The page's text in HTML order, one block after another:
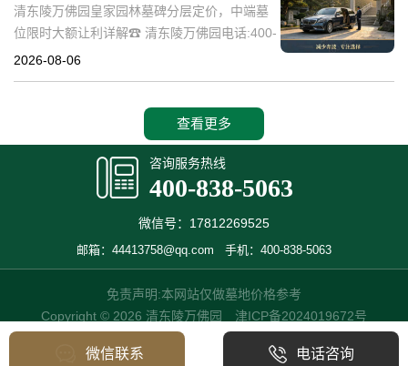
清东陵万佛园皇家园林墓碑分层定价，中端墓
位限时大额让利详解☎ 清东陵万佛园电话:400-
838-5063清东陵万佛园，作为中国历史上著名
2026-08-06
查看更多
咨询服务热线
400-838-5063
微信号：17812269525
邮箱：44413758@qq.com 手机：400-838-5063
免责声明:本网站仅做墓地价格参考
Copyright © 2026 清东陵万佛园 津ICP备2024019672号
微信联系 电话咨询